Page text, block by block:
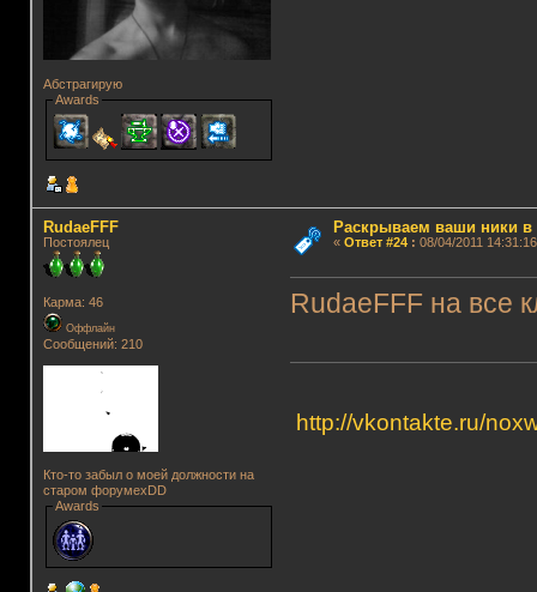
Абстрагирую
Awards
RudaeFFF
Постоялец
Карма: 46
Оффлайн
Сообщений: 210
Кто-то забыл о моей должности на
старом форумеxDD
Awards
Раскрываем ваши ники в
« Ответ #24: 08/04/2011
RudaeFFF на все
http://vkontakte.ru/